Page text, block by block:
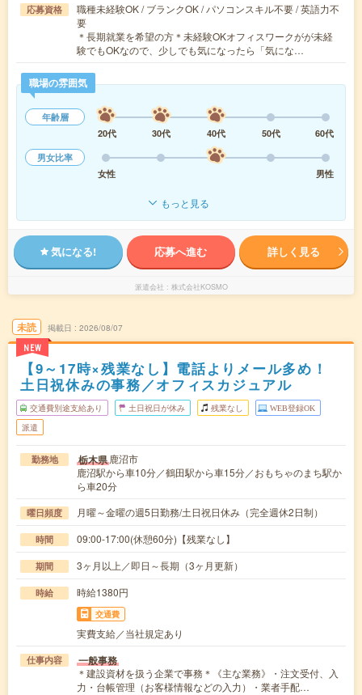
応募資格
職種未経験OK / ブランクOK / パソコンスキル不要 / 英語力不
要
＊長期就業を希望の方＊未経験OKオフィスワークがが未経
験でもOKなので、少しでも気になったら「気にな…
職場の雰囲気
年齢層
20代
30代 40代 50代
60代
男女比率
女性
男性
もっと見る
気になる! 応募へ進む 詳しく見る
派遣会社 株式会社KOSMO
未読
NEW
掲載日 2026/08/07
【9～17時×残業なし】電話よりメール多め！
土日祝休みの事務／オフィスカジュアル
交通費別途支給あり 土日祝日が休み 残業なし WEB登録OK
派遣
勤務地 栃木県 鹿沼市
鹿沼駅から車10分／鶴田駅から車15分／おもちゃのまち駅か
ら車20分
曜日頻度 月曜～金曜の週5日勤務/土日祝日休み（完全週休2日制）
時間 09:00-17:00(休憩60分)【残業なし】
期間 3ヶ月以上／即日～長期（3ヶ月更新）
時給 時給1380円
交通費
実費支給／当社規定あり
仕事内容 一般事務
＊建設資材を扱う企業で事務＊《主な業務》・注文受付、入
力・台帳管理（お客様情報などの入力）・業者手配…